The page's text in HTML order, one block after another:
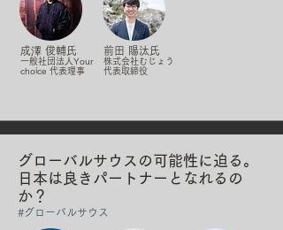
グローバルサウスの可能性に迫る。
日本は良きパートナーとなれるの
か？
#​グローバルサウス
成澤 俊輔氏
一般社団法人Your
choice 代表理事
前田 陽汰氏
株式会社むじょう
代表取締役